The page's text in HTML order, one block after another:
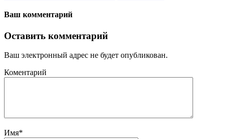
Ваш комментарий
Оставить комментарий
Ваш электронный адрес не будет опубликован.
Коментарий
Имя*